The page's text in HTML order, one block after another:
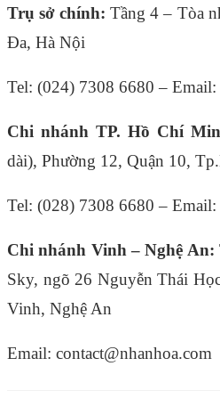
Trụ sở chính:Tầng 4 – Tòa
Đa, Hà Nội
Tel: (024) 7308 6680 – Email:
Chi nhánh TP. Hồ Chí
dài), Phường 12, Quận 10,
Tel: (028) 7308 6680 – Email:
Chi nhánh Vinh – Nghệ An:
Sky, ngõ 26 Nguyễn Thái
Vinh, Nghệ An
Email: contact@nhanhoa.com